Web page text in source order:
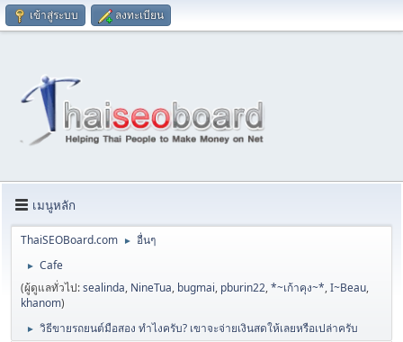
เข้าสู่ระบบ ลงทะเบียน
เมนูหลัก
ThaiSEOBoard.com ► อื่นๆ
►
Cafe
(ผู้ดูแลทั่วไป:sealinda, NineTua, bugmai, pburin22,*~เก้าคุง~*,I~Beau,
khanom)
► วิธีขายรถยนต์มือสอง ทำไงครับ? เขาจะจ่ายเงินสดให้เลยหรือเปล่าครับ